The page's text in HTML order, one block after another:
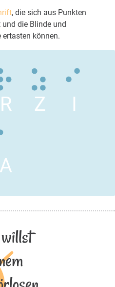
, die sich aus Punkten
die Blinde und
ertasten können.
R Z I
A